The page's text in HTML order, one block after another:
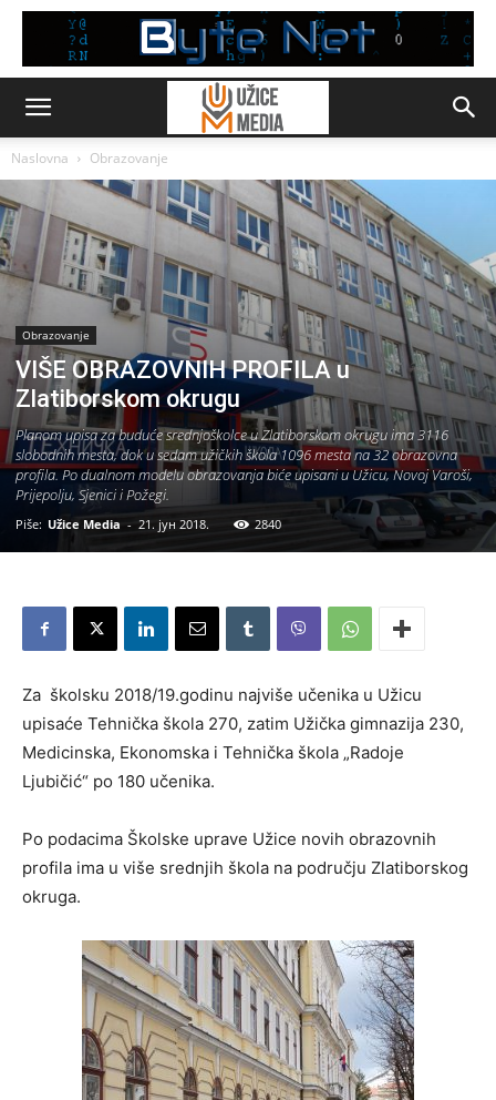
Naslovna Obrazovanje
Obrazovanje
VIŠE OBRAZOVNIH PROFILA u
Zlatiborskom okrugu
Planom upisa za buduće srednjoškolce u Zlatiborskom okrugu ima 3116
slobodnih mesta, dok u sedam užičkih škola 1096 mesta na 32 obrazovna
profila. Po dualnom modelu obrazovanja biće upisani u Užicu, Novoj Varoši,
Prijepolju, Sjenici i Požegi.
Piše: Užice Media - 21. јун 2018. 2840
Za školsku 2018/19.godinu najviše učenika u Užicu
upisaće Tehnička škola 270, zatim Užička gimnazija 230,
Medicinska, Ekonomska i Tehnička škola „Radoje
Ljubičić“ po 180 učenika.
Po podacima Školske uprave Užice novih obrazovnih
profila ima u više srednjih škola na području Zlatiborskog
okruga.